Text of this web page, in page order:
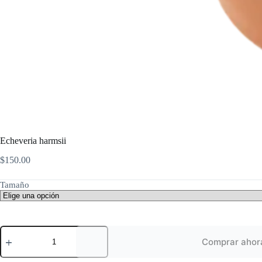
Echeveria harmsii
$150.00
Tamaño
Echeveria
harmsii
Comprar